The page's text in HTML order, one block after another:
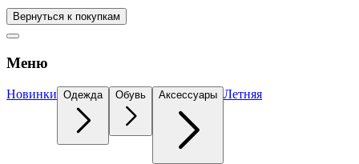
Вернуться к покупкам
Меню
Новинки Одежда Обувь Аксессуары Летняя